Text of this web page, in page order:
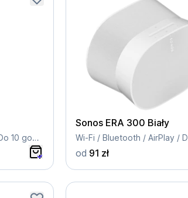
Bluetooth / Wi-Fi / IP67 / Do 10 godzin pracy
Sonos ERA 300 Biały
od 91 zł